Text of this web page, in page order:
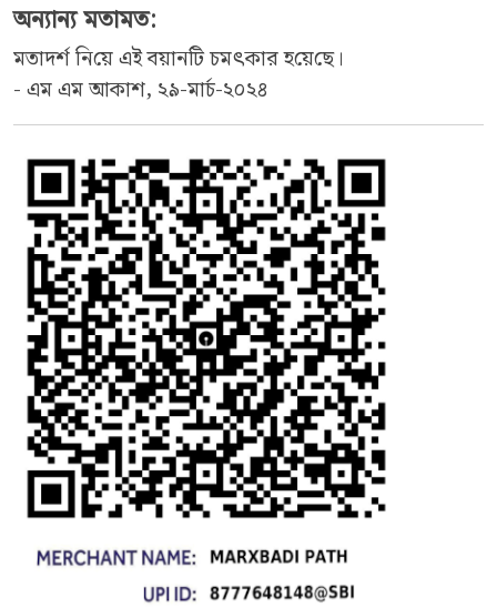
অন্যান্য মতামত:
মতাদ‌র্শ নি‌য়ে এই বয়ান‌টি চমৎকার হ‌য়ে‌ছে।
- এম এম আকাশ, ২৯-মার্চ-২০২৪